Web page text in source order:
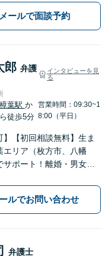
メールで面談予約
郎 弁護
インタビューを見
る
樟葉駅 か
ら徒歩5分
営業時間：09:30~1
8:00（平日）
】【初回相談無料】生ま
エリア（枚方市、八幡
ポート！離婚・男女問
に注力。どんな小さなお
にご相談ください【夜
】【完全個室】【樟葉駅5
ルでお問い合わせ
弁護士